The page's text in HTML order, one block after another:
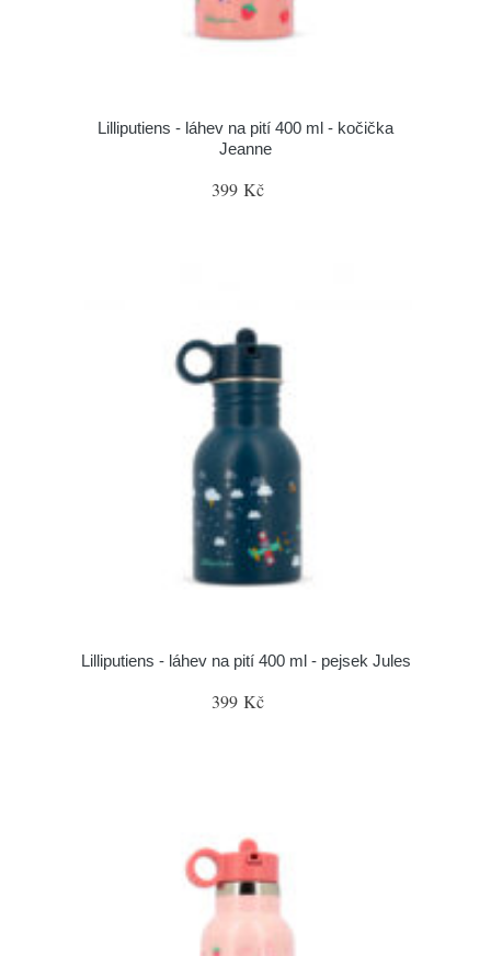
Lilliputiens - láhev na pití 400 ml - kočička
Jeanne
399 Kč
Lilliputiens - láhev na pití 400 ml - pejsek Jules
399 Kč